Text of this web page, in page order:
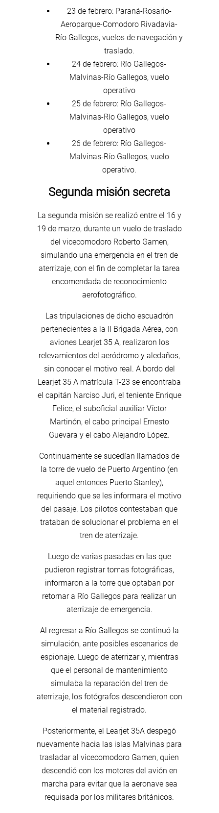
23 de febrero: Paraná-Rosario-
Aeroparque-Comodoro Rivadavia-
Río Gallegos, vuelos de navegación y
traslado.
24 de febrero: Río Gallegos-
Malvinas-Río Gallegos, vuelo
operativo
25 de febrero: Río Gallegos-
Malvinas-Río Gallegos, vuelo
operativo
26 de febrero: Río Gallegos-
Malvinas-Río Gallegos, vuelo
operativo.
Segunda misión secreta
La segunda misión se realizó entre el 16 y
19 de marzo, durante un vuelo de traslado
del vicecomodoro Roberto Gamen,
simulando una emergencia en el tren de
aterrizaje, con el fin de completar la tarea
encomendada de reconocimiento
aerofotográfico.
Las tripulaciones de dicho escuadrón
pertenecientes a la II Brigada Aérea, con
aviones Learjet 35 A, realizaron los
relevamientos del aeródromo y aledaños,
sin conocer el motivo real. A bordo del
Learjet 35 A matrícula T-23 se encontraba
el capitán Narciso Juri, el teniente Enrique
Felice, el suboficial auxiliar Víctor
Martinón, el cabo principal Ernesto
Guevara y el cabo Alejandro López.
Continuamente se sucedían llamados de
la torre de vuelo de Puerto Argentino (en
aquel entonces Puerto Stanley),
requiriendo que se les informara el motivo
del pasaje. Los pilotos contestaban que
trataban de solucionar el problema en el
tren de aterrizaje.
Luego de varias pasadas en las que
pudieron registrar tomas fotográficas,
informaron a la torre que optaban por
retornar a Río Gallegos para realizar un
aterrizaje de emergencia.
Al regresar a Río Gallegos se continuó la
simulación, ante posibles escenarios de
espionaje. Luego de aterrizar y, mientras
que el personal de mantenimiento
simulaba la reparación del tren de
aterrizaje, los fotógrafos descendieron con
el material registrado.
Posteriormente, el Learjet 35A despegó
nuevamente hacia las islas Malvinas para
trasladar al vicecomodoro Gamen, quien
descendió con los motores del avión en
marcha para evitar que la aeronave sea
requisada por los militares británicos.